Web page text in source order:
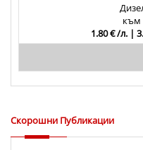
към
1.80 € /л. |
Скорошни Публикации